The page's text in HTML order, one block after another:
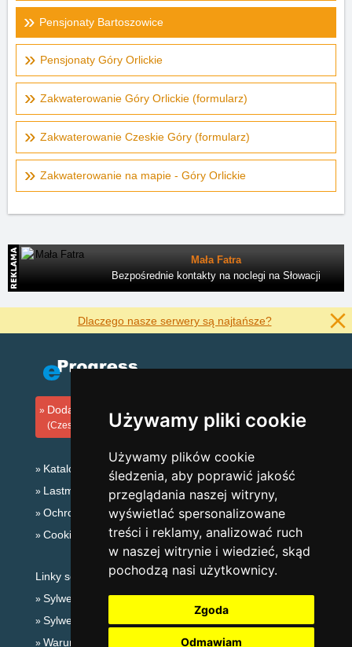
Używamy pliki cookie
Używamy plików cookie
śledzenia, aby poprawić jakość
przeglądania naszej witryny,
wyświetlać spersonalizowane
treści i reklamy, analizować ruch
w naszej witrynie i wiedzieć, skąd
pochodzą nasi użytkownicy.
Zgoda
Odmawiam
Pensjonaty Bartoszowice
Pensjonaty Góry Orlickie
Zakwaterowanie Góry Orlickie (formularz)
Zakwaterowanie Czeskie Góry (formularz)
Zakwaterowanie na mapie - Góry Orlickie
Mała Fatra
Bezpośrednie kontakty na noclegi na Słowacji
Dlaczego nasze serwery są najtańsze?
Dodaj zakwaterowanie
(Czeski)
Katalog zakwaterowania
Lastminute Góry Orlickie
Ochrona prywatności
Cookies
Linky sezonowe:
Sylwester Góry Orlickie
Sylwester w górach 2025/26
Warunki narciarskie